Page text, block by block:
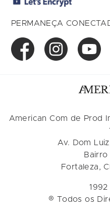
PERMANEÇA
American Com de Prod
Av. Dom
Fortaleza,
® Todos os